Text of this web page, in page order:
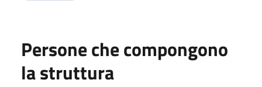
Persone che compongono
la struttura